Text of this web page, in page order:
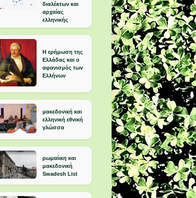
διαλέκτων και
αρχαίας
ελληνικής
Η ερήμωση της
Ελλάδας και ο
αφανισμός των
Ελλήνων
μακεδονική και
ελληνική εθνική
γλώσσα
ρωμαίικη και
μακεδονική
Swadesh List